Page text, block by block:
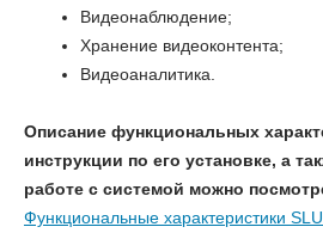
Видеонаблюдение;
Хранение видеоконтента;
Видеоаналитика.
Описание функциональных
инструкции по его установке, а
работе с системой можно
Функциональные характеристики